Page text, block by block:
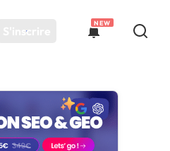
S'inscrire
NEW